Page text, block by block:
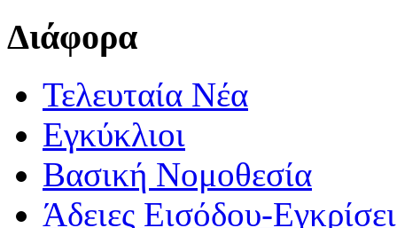
Διάφορα
Τελευταία Νέα
Εγκύκλιοι
Βασική Νομοθεσία
Άδειες Εισόδου-